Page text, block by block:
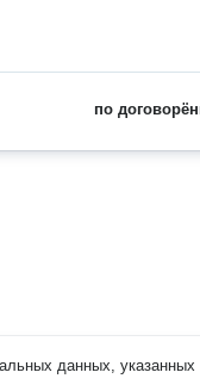
по
данных, указанных